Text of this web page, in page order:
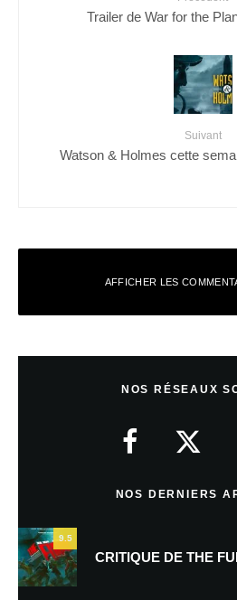
Trailer de War for the
Suivant
Watson & Holmes cette
AFFICHER LES
NOS RÉSEAUX
NOS DERNIERS
9.5
CRITIQUE DE THE